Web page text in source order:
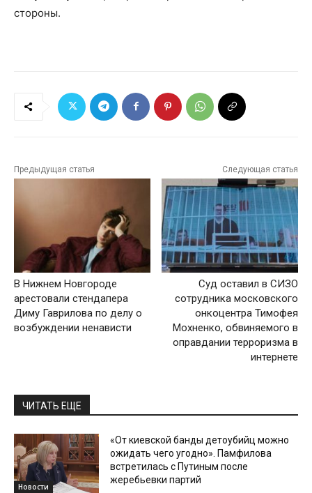
стороны.
Предыдущая статья
В Нижнем Новгороде
арестовали стендапера
Диму Гаврилова по делу о
возбуждении ненависти
Следующая статья
Суд оставил в СИЗО
сотрудника московского
онкоцентра Тимофея
Мохненко, обвиняемого в
оправдании терроризма в
интернете
ЧИТАТЬ ЕЩЕ
Новости
«От киевской банды детоубийц можно
ожидать чего угодно». Памфилова
встретилась с Путиным после
жеребьевки партий